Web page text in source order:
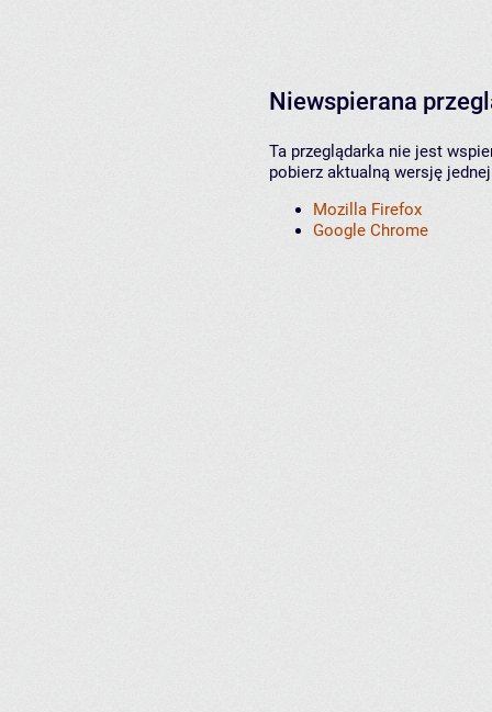
Niewspierana
Ta przeglądarka nie jest
pobierz aktualną wersję
Mozilla Firefox
Google Chrome